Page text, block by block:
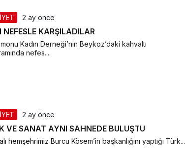
2 ay önce
NEFESLE KARŞILADILAR
Kadın Derneği’nin Beykoz’daki kahvaltı
nefes...
2 ay önce
VE SANAT AYNI SAHNEDE BULUŞTU
hemşehrimiz Burcu Kösem’in başkanlığını yaptığı Türk...